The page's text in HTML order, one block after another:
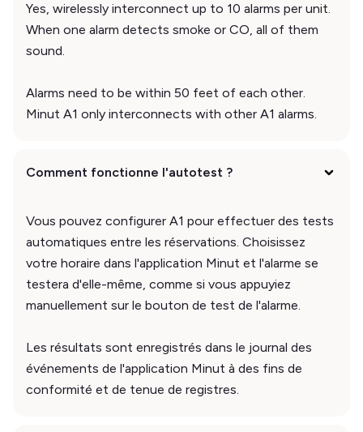
Yes, wirelessly interconnect up to 10 alarms per unit.
When one alarm detects smoke or CO, all of them
sound.
Alarms need to be within 50 feet of each other.
Minut A1 only interconnects with other A1 alarms.
Comment fonctionne l'autotest ?
Vous pouvez configurer A1 pour effectuer des tests
automatiques entre les réservations. Choisissez
votre horaire dans l'application Minut et l'alarme se
testera d'elle-même, comme si vous appuyiez
manuellement sur le bouton de test de l'alarme.
Les résultats sont enregistrés dans le journal des
événements de l'application Minut à des fins de
conformité et de tenue de registres.